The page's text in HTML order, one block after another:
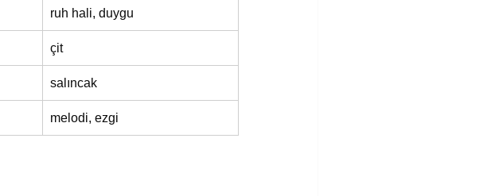
ruh hali, duygu
çit
salıncak
melodi, ezgi